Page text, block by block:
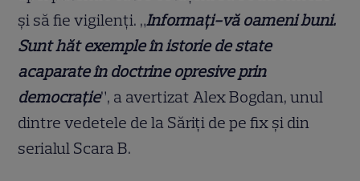
și să fie vigilenți. „Informați-vă oameni buni.
Sunt hăt exemple în istorie de state
acaparate în doctrine opresive prin
democrație”, a avertizat Alex Bogdan, unul
dintre vedetele de la Săriți de pe fix și din
serialul Scara B.